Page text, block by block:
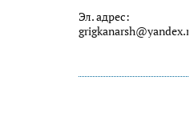
Эл. адрес:
grigkanarsh@yandex.ru